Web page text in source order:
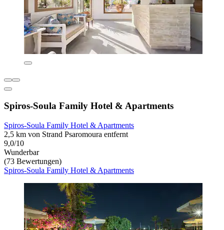
Spiros-Soula Family Hotel & Apartments
Spiros-Soula Family Hotel & Apartments
2,5 km von Strand Psaromoura entfernt
9,0/10
Wunderbar
(73 Bewertungen)
Spiros-Soula Family Hotel & Apartments